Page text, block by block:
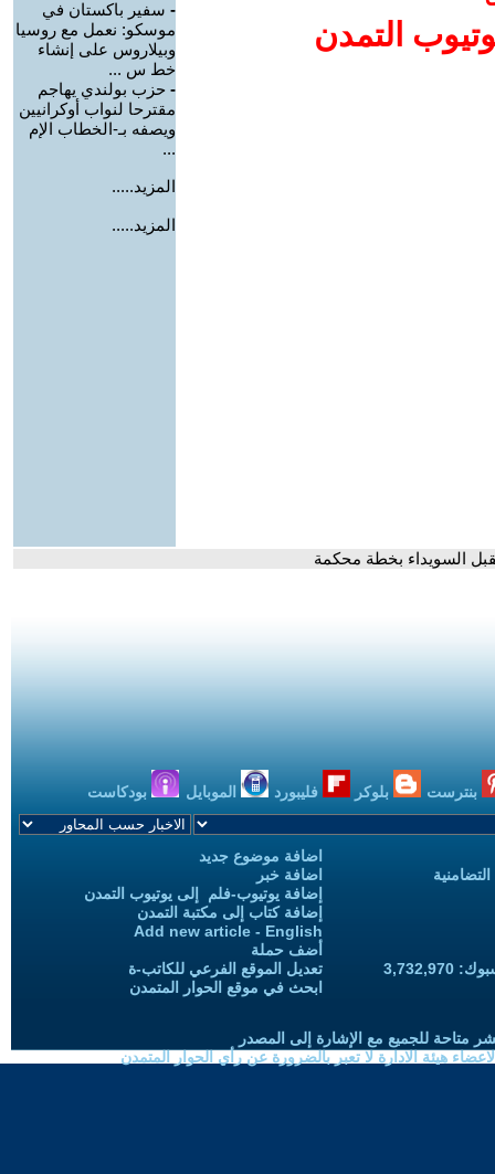
التمدن
- سفير باكستان في
موسكو: نعمل مع روسيا
وبيلاروس على إنشاء
خط س ...
- حزب بولندي يهاجم
مقترحا لنواب أوكرانيين
ويصفه بـ-الخطاب الإم
...
المزيد.....
المزيد.....
السويداء بخطة محكمة
بنترست بلوكر فليبورد الموبايل بودكاست
اضافة موضوع جديد
اضافة خبر
إضافة يوتيوب-فلم إلى يوتيوب التمدن
إضافة كتاب إلى مكتبة التمدن
Add new article - English
أضف حملة
تعديل الموقع الفرعي للكاتب-ة
ابحث في موقع الحوار المتمدن
متاحة للجميع مع الإشارة إلى المصدر
هيئة الادارة لا تعبر بالضرورة عن رأي الحوار المتمدن